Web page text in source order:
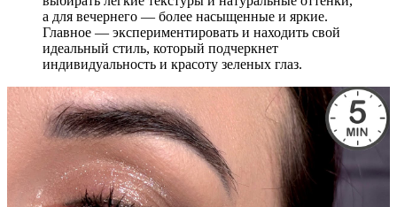
а для вечернего — более насыщенные и яркие.
Главное — экспериментировать и находить свой
идеальный стиль, который подчеркнет
индивидуальность и красоту зеленых глаз.